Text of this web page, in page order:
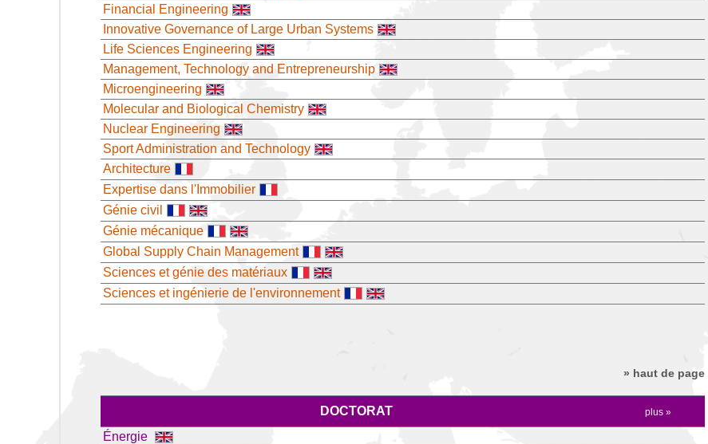
Financial Engineering
Innovative Governance of Large Urban Systems
Life Sciences Engineering
Management, Technology and Entrepreneurship
Microengineering
Molecular and Biological Chemistry
Nuclear Engineering
Sport Administration and Technology
Architecture
Expertise dans l'Immobilier
Génie civil
Génie mécanique
Global Supply Chain Management
Sciences et génie des matériaux
Sciences et ingénierie de l'environnement
» haut de page
DOCTORAT plus »
Énergie